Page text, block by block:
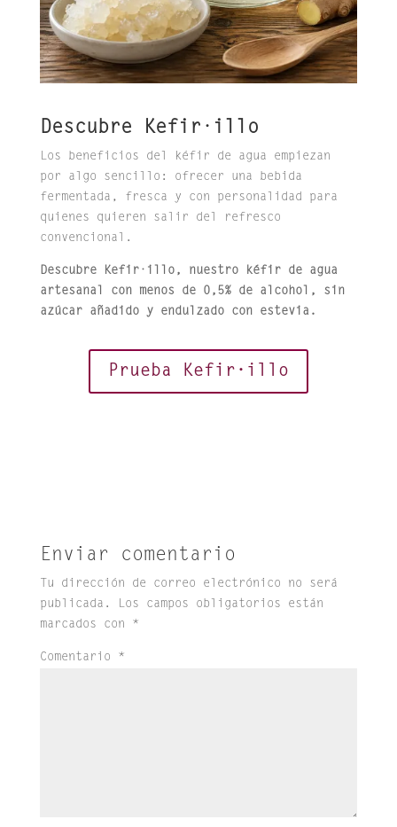
Descubre Kefir·illo
Los beneficios del kéfir de agua empiezan
por algo sencillo: ofrecer una bebida
fermentada, fresca y con personalidad para
quienes quieren salir del refresco
convencional.
Descubre Kefir·illo, nuestro kéfir de agua
artesanal con menos de 0,5% de alcohol, sin
azúcar añadido y endulzado con estevia.
Prueba Kefir·illo
Enviar comentario
Tu dirección de correo electrónico no será
publicada.
Los campos obligatorios están
marcados con *
Comentario *